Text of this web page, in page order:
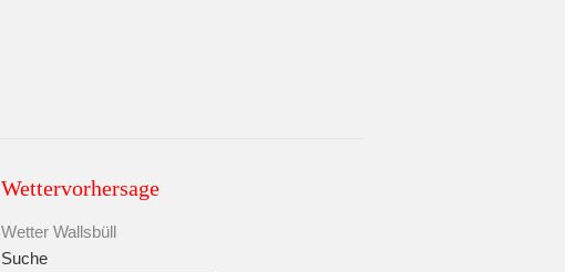
Wettervorhersage
Wetter Wallsbüll
Suche